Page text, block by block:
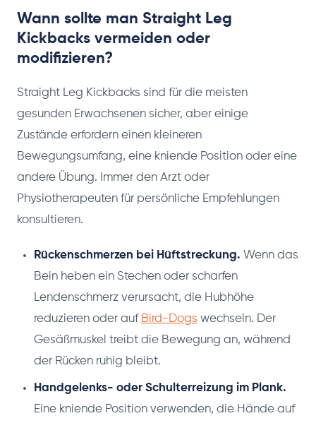
Wann sollte man Straight Leg
Kickbacks vermeiden oder
modifizieren?
Straight Leg Kickbacks sind für die meisten
gesunden Erwachsenen sicher, aber einige
Zustände erfordern einen kleineren
Bewegungsumfang, eine kniende Position oder eine
andere Übung. Immer den Arzt oder
Physiotherapeuten für persönliche Empfehlungen
konsultieren.
Rückenschmerzen bei Hüftstreckung. Wenn das
Bein heben ein Stechen oder scharfen
Lendenschmerz verursacht, die Hubhöhe
reduzieren oder auf Bird-Dogs wechseln. Der
Gesäßmuskel treibt die Bewegung an, während
der Rücken ruhig bleibt.
Handgelenks- oder Schulterreizung im Plank.
Eine kniende Position verwenden, die Hände auf